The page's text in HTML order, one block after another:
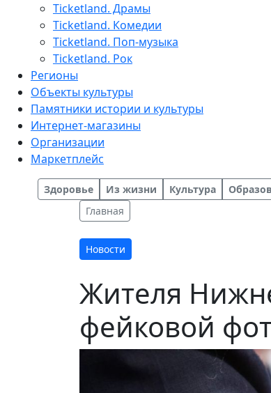
Ticketland. Драмы
Ticketland. Комедии
Ticketland. Поп-музыка
Ticketland. Рок
Регионы
Объекты культуры
Памятники истории и культуры
Интернет-магазины
Организации
Маркетплейс
Здоровье Из жизни Культура
Главная
Новости
Жителя
фейковой